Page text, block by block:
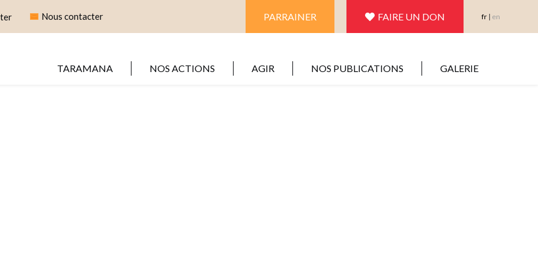
Nous contacter PARRAINER FAIRE UN DON fr | en
TARAMANA NOS ACTIONS AGIR NOS PUBLICATIONS GALERIE